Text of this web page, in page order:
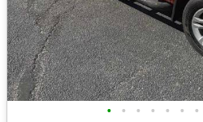
• • • • • • •